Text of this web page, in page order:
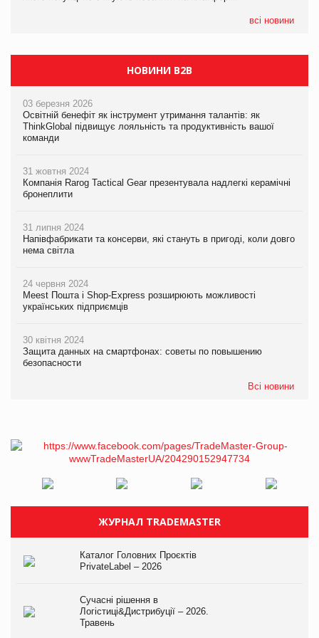
всі новини
НОВИНИ B2B
03 березня 2026
Освітній бенефіт як інструмент утримання талантів: як
ThinkGlobal підвищує лояльність та продуктивність вашої
команди
31 жовтня 2024
Компанія Rarog Tactical Gear презентувала надлегкі керамічні
бронеплити
31 липня 2024
Напівфабрикати та консерви, які стануть в пригоді, коли довго
нема світла
24 червня 2024
Meest Пошта і Shop-Express розширюють можливості
українських підприємців
30 квітня 2024
Защита данных на смартфонах: советы по повышению
безопасности
Всі новини
ЖУРНАЛ TRADEMASTER
Каталог Головних Проєктів
PrivateLabel – 2026
Сучасні рішення в
Логістиці&Дистрибуції – 2026.
Травень